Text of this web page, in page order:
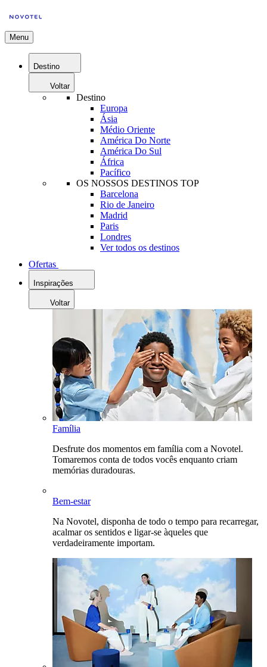
Menu
Destino
Voltar
Destino
Europa
Ásia
Médio Oriente
América Do Norte
América Do Sul
África
Pacífico
OS NOSSOS DESTINOS TOP
Barcelona
Rio de Janeiro
Madrid
Paris
Londres
Ver todos os destinos
Ofertas
Inspirações
Voltar
Família
Desfrute dos momentos em família com a Novotel.
Tomaremos conta de todos vocês enquanto criam
memórias duradouras.
Bem-estar
Na Novotel, disponha de todo o tempo para recarregar,
acalmar os sentidos e ligar-se àqueles que
verdadeiramente importam.